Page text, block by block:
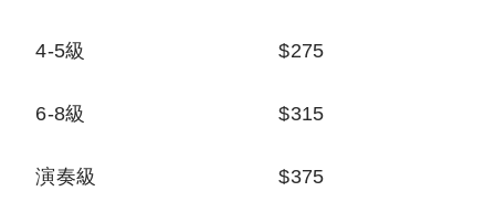
4-5級 $275
6-8級 $315
演奏級 $375